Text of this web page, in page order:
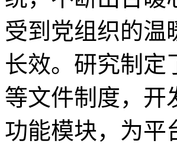
受到党组织的温
长效。研究制定
等文件制度，开
功能模块，为平